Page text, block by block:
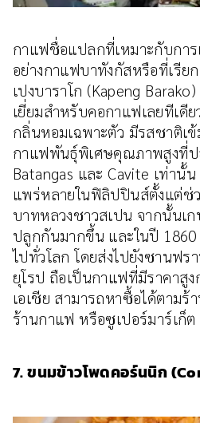
กาแฟชื่อแปลกที่เหมาะกับกา
อย่างกาแฟบาทังกัสหรือที่เรีย
เปงบาราโก (Kapeng
เยี่ยมสำหรับคอกาแฟเลยทีเดี
กลิ่นหอมเฉพาะตัว มีรสชาติเ
กาแฟพันธุ์พิเศษคุณภาพสูงที่ป
Batangas และ Cavite เท่านั้
แพร่หลายในฟิลิปปินส์ตั้งแต่ช่
บาทหลวงชาวสเปน จากนั้นเ
ปลูกกันมากขึ้น และในปี 1860
ไปทั่วโลก โดยส่งไปยังซานฟร
ยุโรป ถือเป็นกาแฟที่มีราคาสู
เอเชีย สามารถหาซื้อได้ตาม
ร้านกาแฟ หรือซูเปอร์มาร์เก็ต
7. ขนมข้าวโพดคอร์นนิก